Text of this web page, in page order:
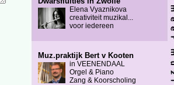
Elena Vyaznikova
creativiteit muzikal...
voor iedereen
Muz.praktijk Bert v Kooten
in VEENENDAAL
Orgel & Piano
Zang & Koorscholing